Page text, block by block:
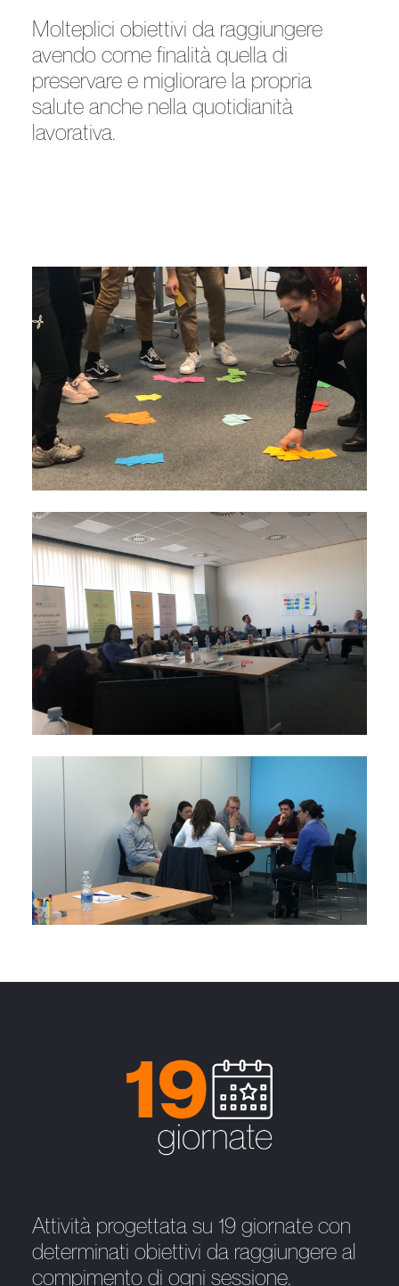
Molteplici obiettivi da raggiungere
avendo come finalità quella di
preservare e migliorare la propria
salute anche nella quotidianità
lavorativa.
Attività progettata su 19 giornate con
determinati obiettivi da raggiungere al
compimento di ogni sessione.